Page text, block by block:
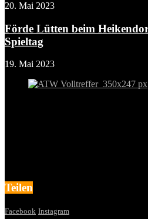
20. Mai 2023
Förde Lütten beim
Spieltag
19. Mai 2023
Teilen
Facebook Instagram